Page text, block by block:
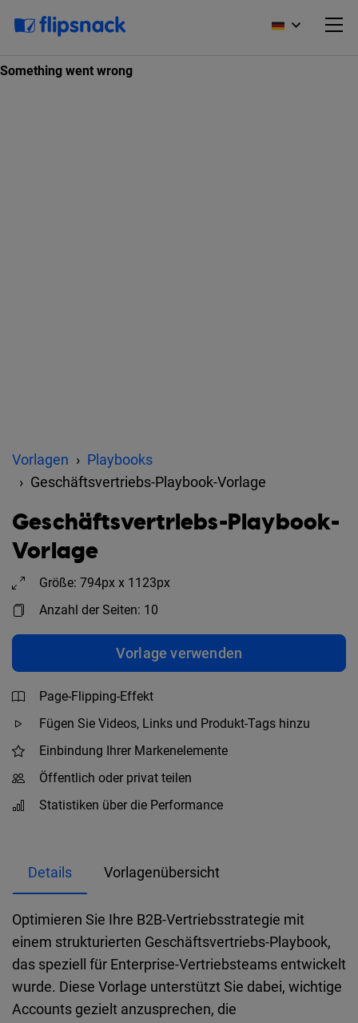
Vorlagen
Playbooks
Geschäftsvertriebs-Playbook-Vorlage
Geschäftsvertriebs-Playbook-
Vorlage
Größe: 794px x 1123px
Anzahl der Seiten: 10
Vorlage verwenden
Page-Flipping-Effekt
Fügen Sie Videos, Links und Produkt-Tags hinzu
Einbindung Ihrer Markenelemente
Öffentlich oder privat teilen
Statistiken über die Performance
Details Vorlagenübersicht
Optimieren Sie Ihre B2B-Vertriebsstrategie mit
einem strukturierten Geschäftsvertriebs-Playbook,
das speziell für Enterprise-Vertriebsteams entwickelt
wurde. Diese Vorlage unterstützt Sie dabei, wichtige
Accounts gezielt anzusprechen, die